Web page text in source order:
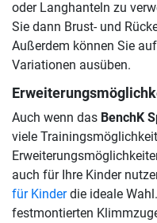
oder Langhanteln zu
Sie dann Brust- und
Außerdem können Sie
Variationen ausüben.
Auch wenn das BenchK
viele
auch für Ihre Kinder
für Kinderdie ideale
festmontierten